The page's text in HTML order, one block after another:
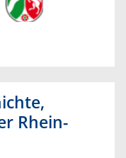
Rhein-